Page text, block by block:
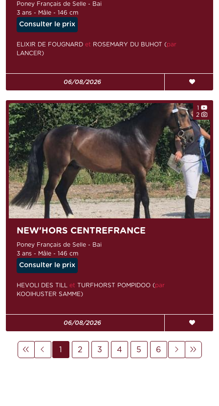
Poney Français de Selle - Bai
3 ans - Mâle - 146 cm
Consulter le prix
ELIXIR DE FOUGNARD et ROSEMARY DU BUHOT (par
LANCER)
06/08/2026
1
2
NEW'HORS CENTREFRANCE
Poney Français de Selle - Bai
3 ans - Mâle - 146 cm
Consulter le prix
HEVOLI DES TILL et TURFHORST POMPIDOO (par
KOOIHUSTER SAMME)
06/08/2026
1 2 3 4 5 6